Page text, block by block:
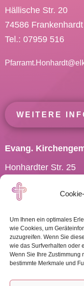
Um Ihnen ein optimales
wie Cookies, um
zuzugreifen. Wenn Sie
wie das Surfverhalten oder
Wenn Sie Ihre Zustimmung
bestimmte Merkmale und
Hällische Str. 20
74586 Frankenhardt
Tel.: 07959 516
Pfarramt.Honhardt@
WEITERE
Evang.
Honhardter Str. 25
73494 Rosenberg
Tel.: 07967 701910
WEITERE